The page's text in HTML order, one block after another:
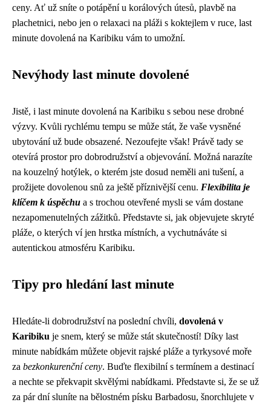
ceny. Ať už sníte o potápění u korálových útesů, plavbě na
plachetnici, nebo jen o relaxaci na pláži s koktejlem v ruce, last
minute dovolená na Karibiku vám to umožní.
Nevýhody last minute dovolené
Jistě, i last minute dovolená na Karibiku s sebou nese drobné
výzvy. Kvůli rychlému tempu se může stát, že vaše vysněné
ubytování už bude obsazené. Nezoufejte však! Právě tady se
otevírá prostor pro dobrodružství a objevování. Možná narazíte
na kouzelný hotýlek, o kterém jste dosud neměli ani tušení, a
prožijete dovolenou snů za ještě příznivější cenu. Flexibilita je
klíčem k úspěchu a s trochou otevřené mysli se vám dostane
nezapomenutelných zážitků. Představte si, jak objevujete skryté
pláže, o kterých ví jen hrstka místních, a vychutnáváte si
autentickou atmosféru Karibiku.
Tipy pro hledání last minute
Hledáte-li dobrodružství na poslední chvíli, dovolená v
Karibiku je snem, který se může stát skutečností! Díky last
minute nabídkám můžete objevit rajské pláže a tyrkysové moře
za bezkonkurenční ceny. Buďte flexibilní s termínem a destinací
a nechte se překvapit skvělými nabídkami. Představte si, že se už
za pár dní sluníte na bělostném písku Barbadosu, šnorchlujete v